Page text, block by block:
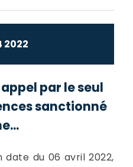
2022
appel par le seul
sanctionné
date du 06 avril 2022,